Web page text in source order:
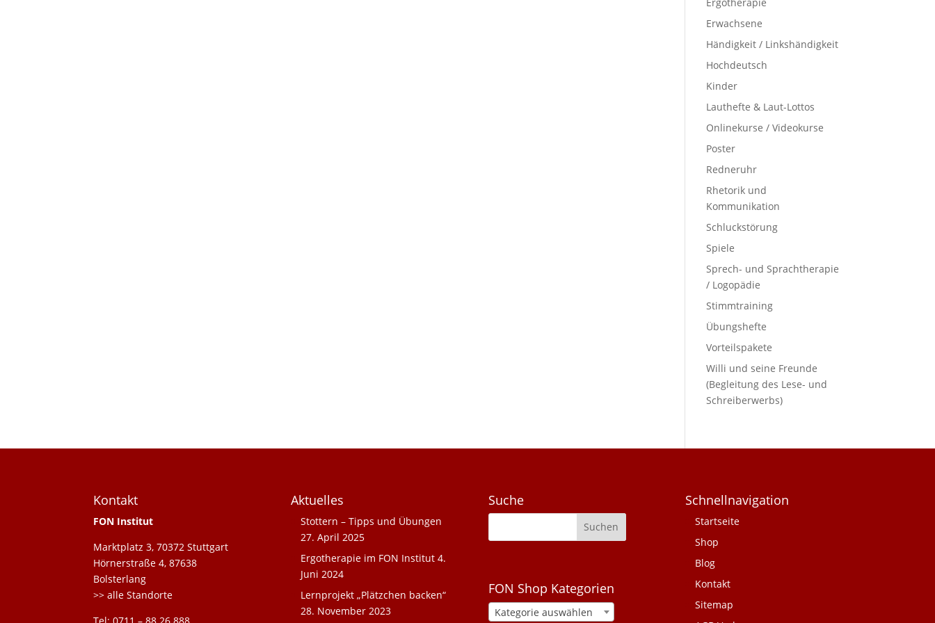
Erwachsene
Händigkeit / Linkshändigkeit
Hochdeutsch
Kinder
Lauthefte & Laut-Lottos
Onlinekurse / Videokurse
Poster
Redneruhr
Rhetorik und
Kommunikation
Schluckstörung
Spiele
Sprech- und Sprachtherapie
/ Logopädie
Stimmtraining
Übungshefte
Vorteilspakete
Willi und seine Freunde
(Begleitung des Lese- und
Schreiberwerbs)
Kontakt
FON Institut
Marktplatz 3, 70372 Stuttgart
Hörnerstraße 4, 87638
Bolsterlang
>> alle Standorte
Tel: 0711 – 88 26 888
Aktuelles
Stottern – Tipps und Übungen
27. April 2025
Ergotherapie im FON Institut 4.
Juni 2024
Lernprojekt „Plätzchen backen“
28. November 2023
Suche
FON Shop Kategorien
Kategorie auswählen
Schnellnavigation
Startseite
Shop
Blog
Kontakt
Sitemap